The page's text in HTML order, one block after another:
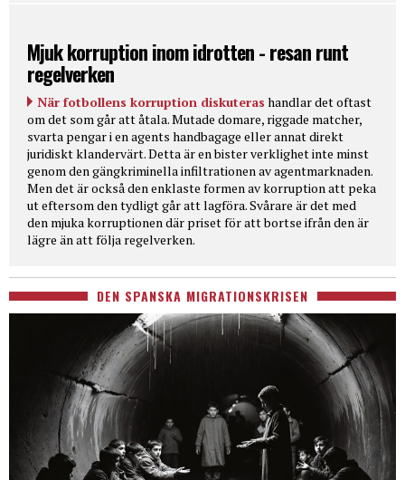
Mjuk korruption inom idrotten - resan runt
regelverken
När fotbollens korruption diskuteras handlar det oftast
om det som går att åtala. Mutade domare, riggade matcher,
svarta pengar i en agents handbagage eller annat direkt
juridiskt klandervärt. Detta är en bister verklighet inte minst
genom den gängkriminella infiltrationen av agentmarknaden.
Men det är också den enklaste formen av korruption att peka
ut eftersom den tydligt går att lagföra. Svårare är det med
den mjuka korruptionen där priset för att bortse ifrån den är
lägre än att följa regelverken.
DEN SPANSKA MIGRATIONSKRISEN